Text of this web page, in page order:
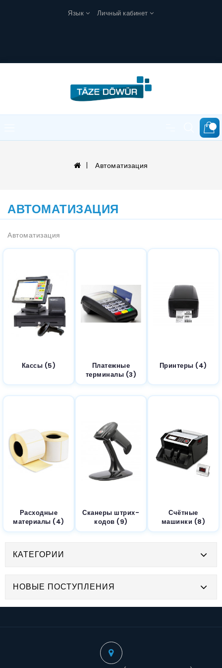
Язык Личный кабинет
0
Автоматизация
АВТОМАТИЗАЦИЯ
Автоматизация
Кассы (5)
Платежные
терминалы (3)
Принтеры (4)
Расходные
материалы (4)
Сканеры штрих-
кодов (9)
Счётные
машинки (8)
КАТЕГОРИИ
НОВЫЕ ПОСТУПЛЕНИЯ